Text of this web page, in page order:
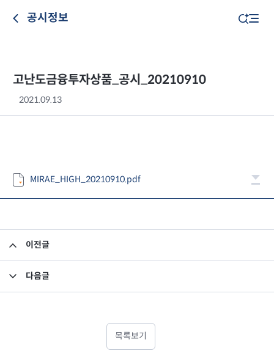
공시정보
고난도금융투자상품_공시_20210910
2021.09.13
MIRAE_HIGH_20210910.pdf
이전글
다음글
목록보기